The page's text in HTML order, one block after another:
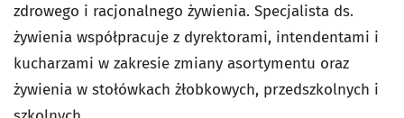
zdrowego i racjonalnego żywienia. Specjalista ds.
żywienia współpracuje z dyrektorami, intendentami i
kucharzami w zakresie zmiany asortymentu oraz
żywienia w stołówkach żłobkowych, przedszkolnych i